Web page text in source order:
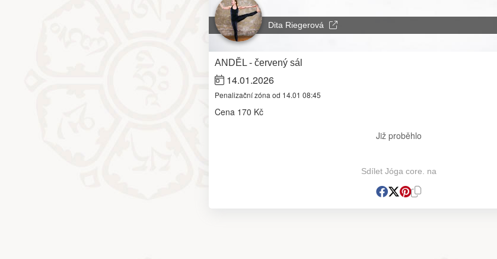
Dita Riegerová
ANDĚL - červený sál
14.01.2026
Penalizační zóna od 14.01 08:45
Cena 170 Kč
Již proběhlo
Sdílet Jóga core. na